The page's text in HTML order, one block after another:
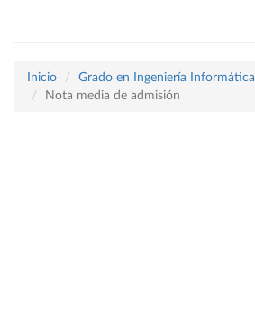
Inicio
Grado en Ingeniería Informática
Nota media de admisión